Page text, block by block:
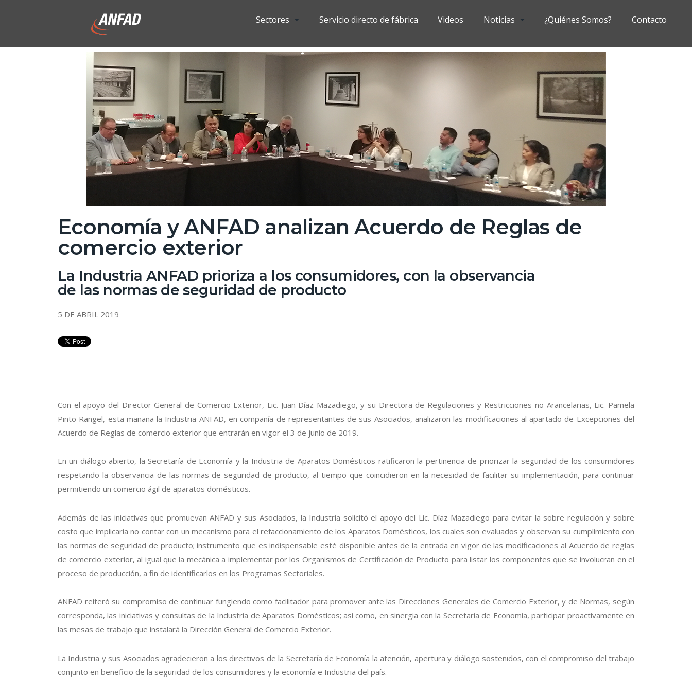
Sectores Servicio directo de fábrica Videos Noticias ¿Quiénes Somos? Contacto
Economía y ANFAD analizan Acuerdo de Reglas de
comercio exterior
La Industria ANFAD prioriza a los consumidores, con la observancia
de las normas de seguridad de producto
5 DE ABRIL 2019
Con el apoyo del Director General de Comercio Exterior, Lic. Juan Díaz Mazadiego, y su Directora de Regulaciones y Restricciones no Arancelarias, Lic. Pamela
Pinto Rangel, esta mañana la Industria ANFAD, en compañía de representantes de sus Asociados, analizaron las modificaciones al apartado de Excepciones del
Acuerdo de Reglas de comercio exterior que entrarán en vigor el 3 de junio de 2019.
En un diálogo abierto, la Secretaría de Economía y la Industria de Aparatos Domésticos ratificaron la pertinencia de priorizar la seguridad de los consumidores
respetando la observancia de las normas de seguridad de producto, al tiempo que coincidieron en la necesidad de facilitar su implementación, para continuar
permitiendo un comercio ágil de aparatos domésticos.
Además de las iniciativas que promuevan ANFAD y sus Asociados, la Industria solicitó el apoyo del Lic. Díaz Mazadiego para evitar la sobre regulación y sobre
costo que implicaría no contar con un mecanismo para el refaccionamiento de los Aparatos Domésticos, los cuales son evaluados y observan su cumplimiento con
las normas de seguridad de producto; instrumento que es indispensable esté disponible antes de la entrada en vigor de las modificaciones al Acuerdo de reglas
de comercio exterior, al igual que la mecánica a implementar por los Organismos de Certificación de Producto para listar los componentes que se involucran en el
proceso de producción, a fin de identificarlos en los Programas Sectoriales.
ANFAD reiteró su compromiso de continuar fungiendo como facilitador para promover ante las Direcciones Generales de Comercio Exterior, y de Normas, según
corresponda, las iniciativas y consultas de la Industria de Aparatos Domésticos; así como, en sinergia con la Secretaría de Economía, participar proactivamente en
las mesas de trabajo que instalará la Dirección General de Comercio Exterior.
La Industria y sus Asociados agradecieron a los directivos de la Secretaría de Economía la atención, apertura y diálogo sostenidos, con el compromiso del trabajo
conjunto en beneficio de la seguridad de los consumidores y la economía e Industria del país.